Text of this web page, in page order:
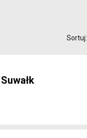
Sortuj: